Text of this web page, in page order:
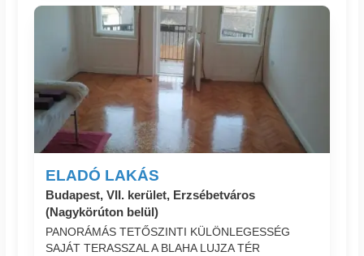
ELADÓ LAKÁS
Budapest, VII. kerület, Erzsébetváros
(Nagykörúton belül)
PANORÁMÁS TETŐSZINTI KÜLÖNLEGESSÉG
SAJÁT TERASSZAL A BLAHA LUJZA TÉR